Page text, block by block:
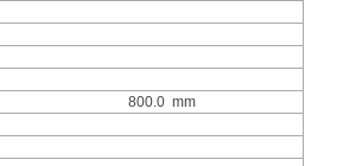
800.0 mm